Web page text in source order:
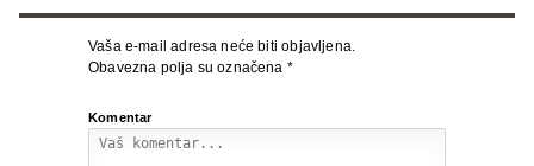
Vaša e-mail adresa neće biti objavljena.
Obavezna polja su označena *
Komentar